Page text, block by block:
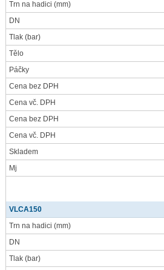
Trn na hadici (mm)
DN
Tlak (bar)
Tělo
Páčky
Cena bez DPH
Cena vč. DPH
Cena bez DPH
Cena vč. DPH
Skladem
Mj
VLCA150
Trn na hadici (mm)
DN
Tlak (bar)